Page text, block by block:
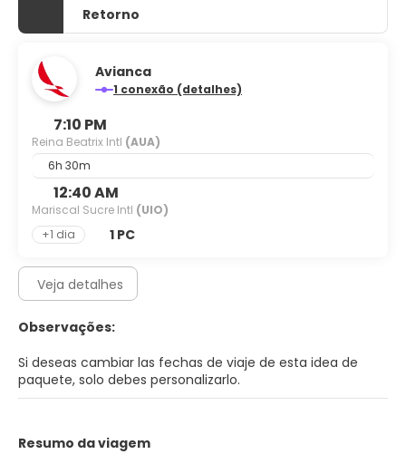
Retorno
Avianca
1 conexão (detalhes)
7:10 PM
Reina Beatrix Intl (AUA)
6h 30m
12:40 AM
Mariscal Sucre Intl (UIO)
+1 dia
1 PC
Veja detalhes
Observações:
Si deseas cambiar las fechas de viaje de esta idea de
paquete, solo debes personalizarlo.
Resumo da viagem